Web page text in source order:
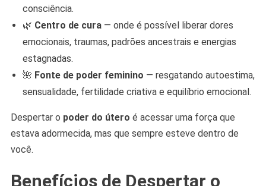
consciência.
🌿 Centro de cura— onde é possível liberar dores
emocionais, traumas, padrões ancestrais e energias
estagnadas.
🌺 Fonte de poder feminino — resgatando autoestima,
sensualidade, fertilidade criativa e equilíbrio emocional.
Despertar o poder do útero é acessar uma força que
estava adormecida, mas que sempre esteve dentro de
você.
Benefícios de Despertar o